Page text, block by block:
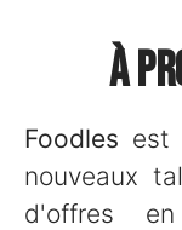
À
Foodles est
nouveaux
d'offres